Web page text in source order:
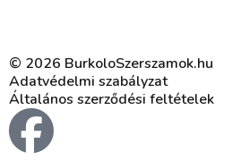
© 2026 BurkoloSzerszamok.hu
Adatvédelmi szabályzat
Általános szerződési feltételek
F